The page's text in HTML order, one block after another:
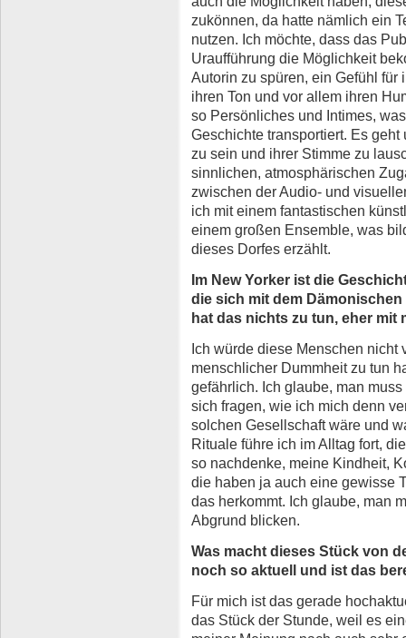
zukönnen, da hatte nämlich ein
nutzen. Ich möchte, dass das
Uraufführung die Möglichkeit
Autorin zu spüren, ein Gefühl für
ihren Ton und vor allem ihren
so Persönliches und Intimes,
Geschichte transportiert. Es
zu sein und ihrer Stimme zu
sinnlichen, atmosphärischen
zwischen der Audio- und
ich mit einem fantastischen
einem großen Ensemble, was
dieses Dorfes erzählt.
Im New Yorker ist die
die sich mit dem
hat das nichts zu tun, eher mit
Ich würde diese Menschen nicht
menschlicher Dummheit zu tun
gefährlich. Ich glaube, man
sich fragen, wie ich mich denn
solchen Gesellschaft wäre und
Rituale führe ich im Alltag fort,
so nachdenke, meine Kindheit,
die haben ja auch eine gewisse
das herkommt. Ich glaube, man
Abgrund blicken.
Was macht dieses Stück von
noch so aktuell und ist das
Für mich ist das gerade
das Stück der Stunde, weil es